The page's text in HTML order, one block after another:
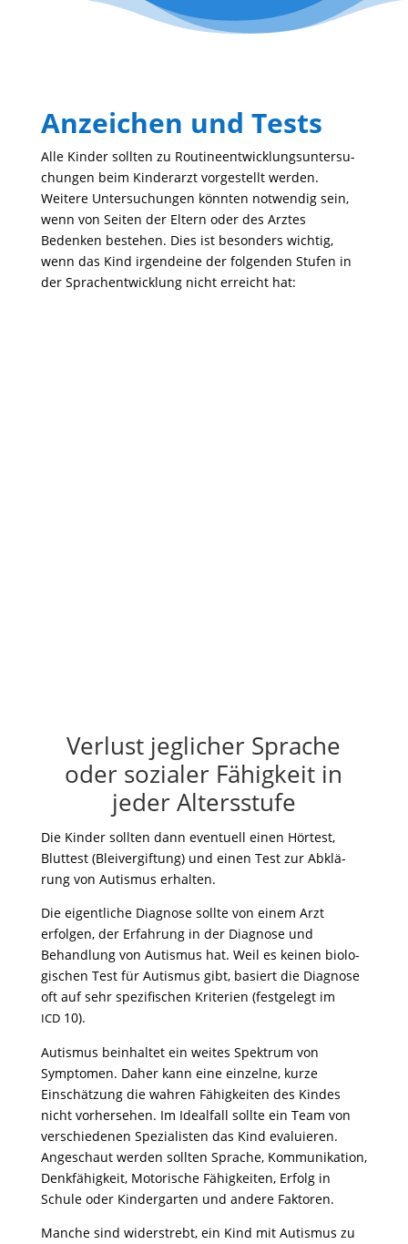
Anzeichen und Tests
Alle Kinder sollten zu Routi­ne­ent­wick­lungs­un­ter­su­
chungen beim Kinder­arzt vorge­stellt werden.
Weitere Unter­su­chungen könnten notwendig sein,
wenn von Seiten der Eltern oder des Arztes
Bedenken bestehen. Dies ist beson­ders wichtig,
wenn das Kind irgend­eine der folgenden Stufen in
der Sprach­ent­wick­lung nicht erreicht hat:
Verlust jeglicher Sprache
oder sozialer Fähigkeit in
jeder Altersstufe
Die Kinder sollten dann even­tuell einen Hörtest,
Blut­test (Blei­ver­gif­tung) und einen Test zur Abklä­
rung von Autismus erhalten.
Die eigent­liche Diagnose sollte von einem Arzt
erfolgen, der Erfah­rung in der Diagnose und
Behand­lung von Autismus hat. Weil es keinen biolo­
gi­schen Test für Autismus gibt, basiert die Diagnose
oft auf sehr spezi­fi­schen Krite­rien (fest­ge­legt im
ICD10).
Autismus beinhaltet ein weites Spek­trum von
Symptomen. Daher kann eine einzelne, kurze
Einschät­zung die wahren Fähig­keiten des Kindes
nicht vorher­sehen. Im Ideal­fall sollte ein Team von
verschie­denen Spezia­listen das Kind evalu­ieren.
Ange­schaut werden sollten Sprache, Kommu­ni­ka­tion,
Denk­fä­hig­keit, Moto­ri­sche Fähig­keiten, Erfolg in
Schule oder Kinder­garten und andere Faktoren.
Manche sind wider­strebt, ein Kind mit Autismus zu